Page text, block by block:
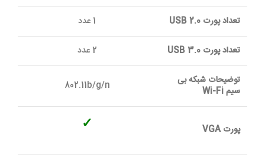
تعداد پورت USB 2.0 1 عدد
تعداد پورت USB 3.0 2 عدد
توضیحات شبکه بی
سیم Wi-Fi 802.11b/g/n
پورت VGA ✓